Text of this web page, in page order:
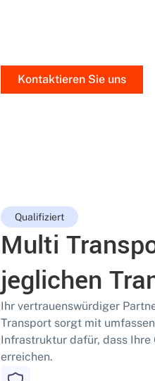
Kontaktieren Sie uns
Qualifiziert
Multi
jeglichen
Ihr vertrauenswürdiger
Transport sorgt mit
Infrastruktur dafür, dass
erreichen.